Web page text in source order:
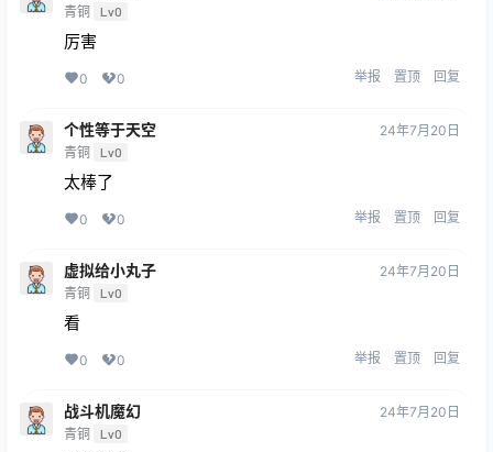
青铜 Lv0
厉害
0 0 举报 置顶 回复
个性等于天空
青铜 Lv0
24年7月20日
太棒了
0 0 举报 置顶 回复
虚拟给小丸子
青铜 Lv0
24年7月20日
看
0 0 举报 置顶 回复
战斗机魔幻
青铜 Lv0
24年7月20日